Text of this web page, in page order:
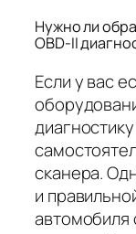
Нужно ли
OBD-II
Если у вас
сканера.
и
автомобиля